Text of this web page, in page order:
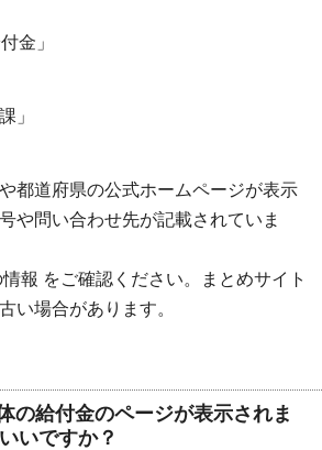
金」
」
都道府県の公式ホームページが表示
や問い合わせ先が記載されていま
報 をご確認ください。まとめサイト
い場合があります。
の給付金のページが表示されま
いですか？